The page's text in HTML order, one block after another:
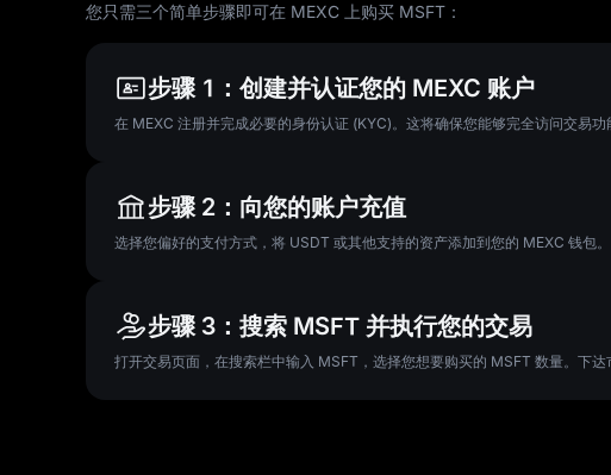
您只需三个简单步骤即可在 MEXC 上购买 MSFT：
步骤 1：创建并认证您的 MEXC 账户
在 MEXC 注册并完成必要的身份认证 (KYC)。这将确保您能够完全访问交易功
步骤 2：向您的账户充值
选择您偏好的支付方式，将 USDT 或其他支持的资产添加到您的 MEXC 钱包
步骤 3：搜索 MSFT 并执行您的交易
打开交易页面，在搜索栏中输入 MSFT，选择您想要购买的 MSFT 数量。下达